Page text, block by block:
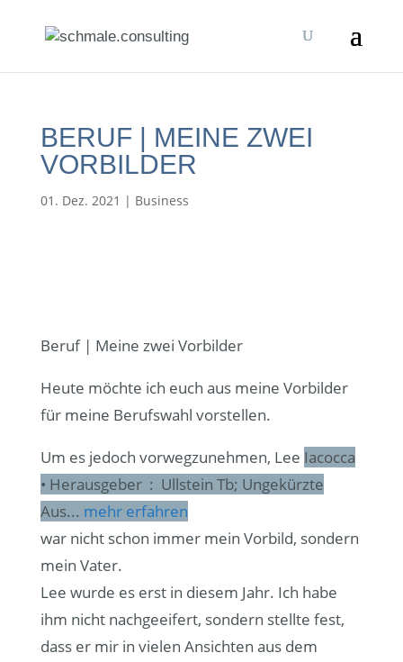
BERUF | MEINE ZWEI
VORBILDER
01. Dez. 2021 | Business
Beruf | Meine zwei Vorbilder
Heute möchte ich euch aus meine Vorbilder
für meine Berufswahl vorstellen.
Um es jedoch vorwegzunehmen, Lee Iacocca
• Herausgeber ‏ : ‎ Ullstein Tb; Ungekürzte
Aus... mehr erfahren
war nicht schon immer mein Vorbild, sondern
mein Vater.
Lee wurde es erst in diesem Jahr. Ich habe
ihm nicht nachgeeifert, sondern stellte fest,
dass er mir in vielen Ansichten aus dem